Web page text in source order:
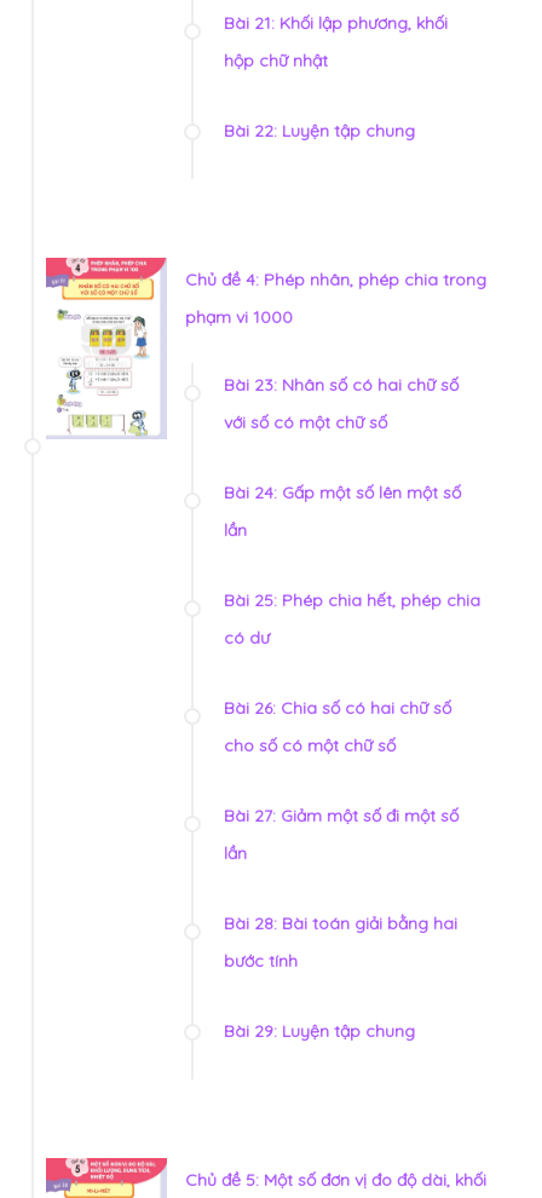
Bài 21: Khối lập phương, khối
hộp chữ nhật
Bài 22: Luyện tập chung
Chủ đề 4: Phép nhân, phép chia trong
phạm vi 1000
Bài 23: Nhân số có hai chữ số
với số có một chữ số
Bài 24: Gấp một số lên một số
lần
Bài 25: Phép chia hết, phép chia
có dư
Bài 26: Chia số có hai chữ số
cho số có một chữ số
Bài 27: Giảm một số đi một số
lần
Bài 28: Bài toán giải bằng hai
bước tính
Bài 29: Luyện tập chung
Chủ đề 5: Một số đơn vị đo độ dài, khối